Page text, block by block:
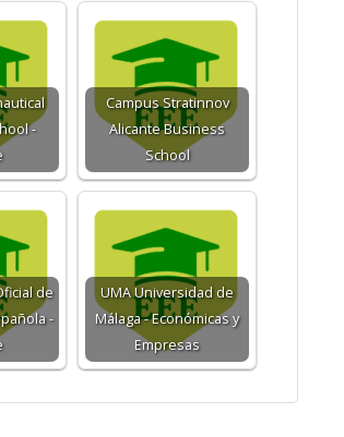
-
Campus Stratinnov
Alicante Business
School
de
-
UMA Universidad de
Málaga - Económicas y
Empresas